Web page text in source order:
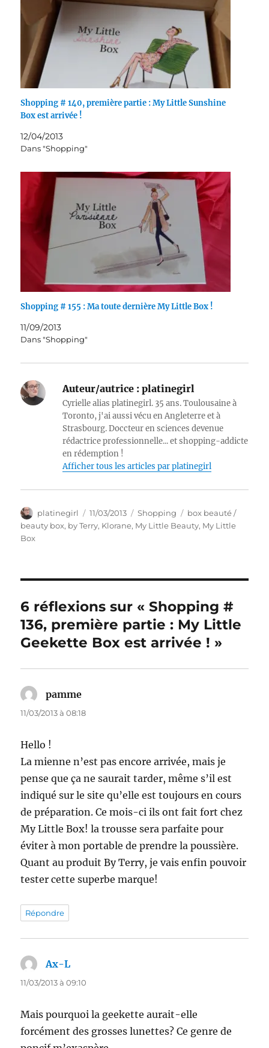
Shopping # 140, première partie : My Little Sunshine
Box est arrivée !
12/04/2013
Dans "Shopping"
Shopping # 155 : Ma toute dernière My Little Box !
11/09/2013
Dans "Shopping"
Auteur/autrice : platinegirl
Cyrielle alias platinegirl. 35 ans. Toulousaine à
Toronto, j'ai aussi vécu en Angleterre et à
Strasbourg. Doccteur en sciences devenue
rédactrice professionnelle... et shopping-addicte
en rédemption !
Afficher tous les articles par platinegirl
Auteur
platinegirl
Publié
le
11/03/2013 Catégories
Shopping Étiquettes
box beauté /
beauty box, by Terry, Klorane, My Little Beauty, My Little
Box
6 réflexions sur « Shopping #
136, première partie : My Little
Geekette Box est arrivée ! »
pamme
11/03/2013 à 08:18
Hello !
La mienne n’est pas encore arrivée, mais je
pense que ça ne saurait tarder, même s’il est
indiqué sur le site qu’elle est toujours en cours
de préparation. Ce mois-ci ils ont fait fort chez
My Little Box! la trousse sera parfaite pour
éviter à mon portable de prendre la poussière.
Quant au produit By Terry, je vais enfin pouvoir
tester cette superbe marque!
Répondre
Ax-L
11/03/2013 à 09:10
Mais pourquoi la geekette aurait-elle
forcément des grosses lunettes? Ce genre de